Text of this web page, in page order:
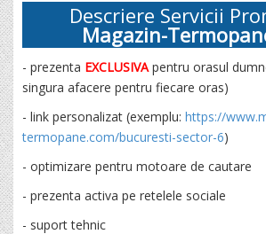
Descriere Servicii
Magazin-
- prezenta EXCLUSIVApentru orasul
singura afacere pentru fiecare oras)
- link personalizat (exemplu: https://
termopane.com/bucuresti-sector-6)
- optimizare pentru motoare de cautare
- prezenta activa pe retelele sociale
- suport tehnic